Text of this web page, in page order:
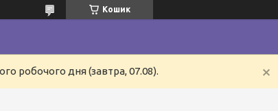
Кошик
робочого дня (завтра, 07.08).